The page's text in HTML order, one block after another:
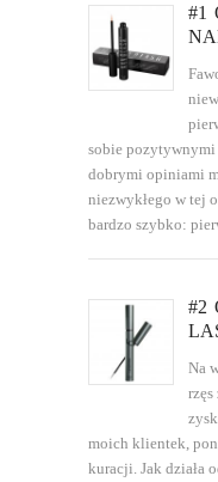
#1
sobie
dobrymi opiniami
niezwykłego w tej
bardzo szybko:
#2
Na
rzęs
moich klientek,
kuracji. Jak działa